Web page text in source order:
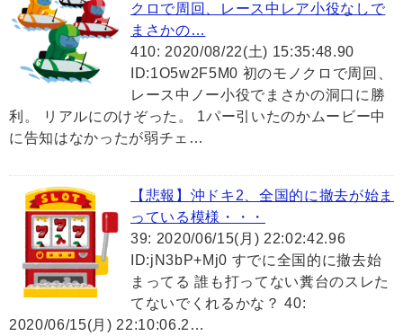
クロで周回、レース中レア小役なしで
まさかの…
410: 2020/08/22(土) 15:35:48.90
ID:1O5w2F5M0 初のモノクロで周回、
レース中ノー小役でまさかの洞口に勝
利。 リアルにのけぞった。 1パー引いたのかムービー中
に告知はなかったが弱チェ…
【悲報】沖ドキ2、全国的に撤去が始ま
っている模様・・・
39: 2020/06/15(月) 22:02:42.96
ID:jN3bP+Mj0 すでに全国的に撤去始
まってる 誰も打ってない糞台のスレた
てないでくれるかな？ 40:
2020/06/15(月) 22:10:06.2…